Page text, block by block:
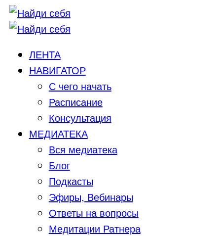
ЛЕНТА
НАВИГАТОР
С чего начать
Расписание
Консультация
МЕДИАТЕКА
Вся медиатека
Блог
Подкасты
Эфиры, Вебинары
Ответы на вопросы
Медитации Ратнера